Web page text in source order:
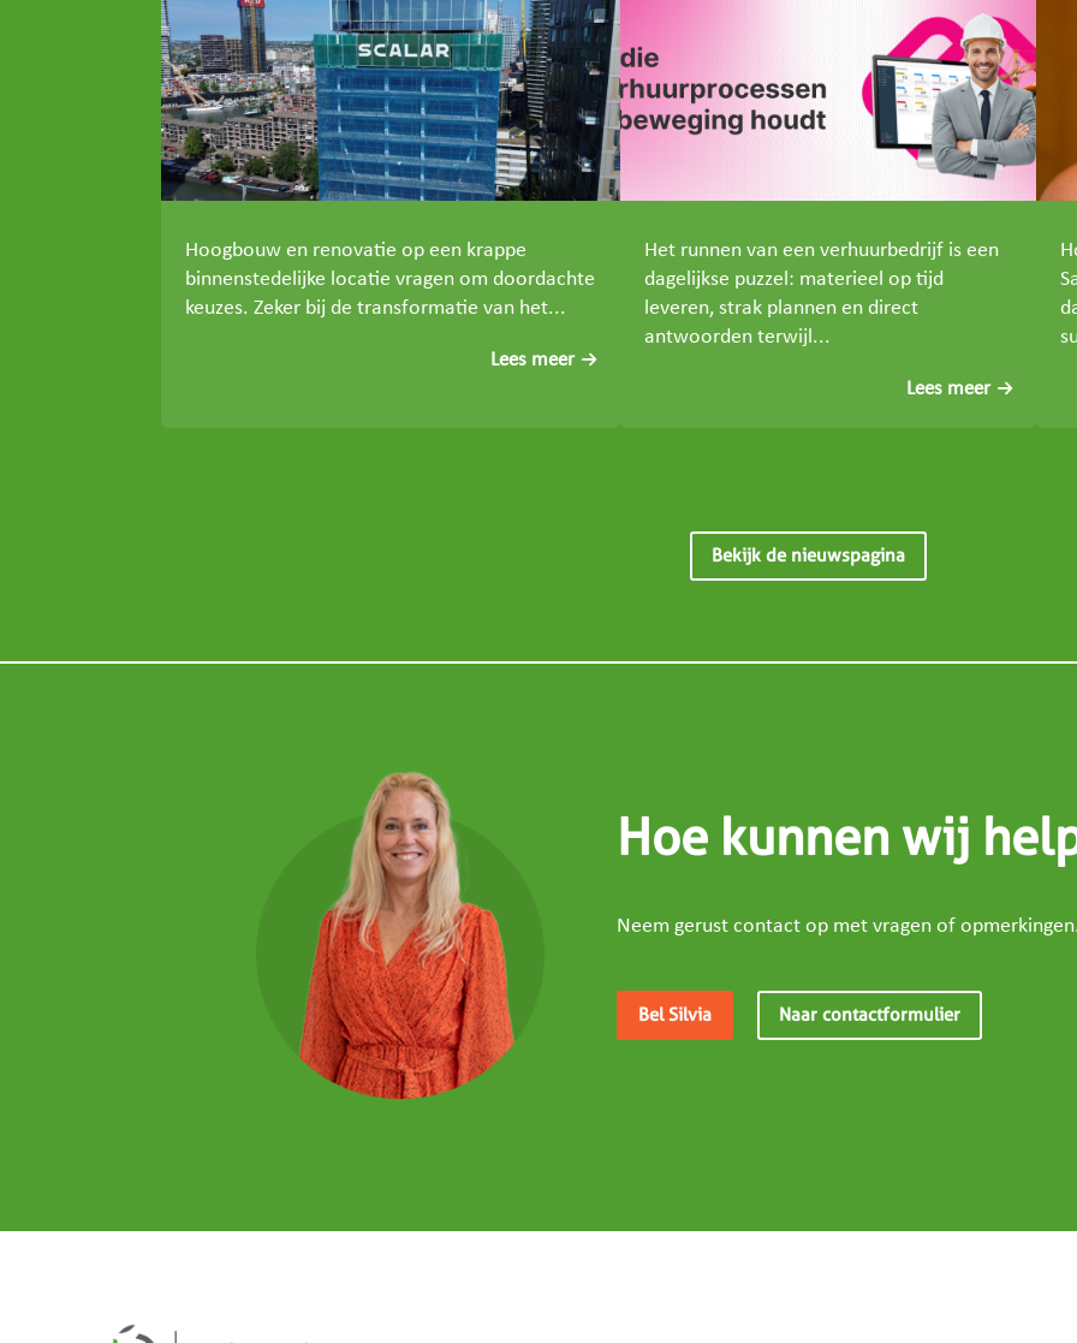
Hoogbouw en renovatie op een krappe
binnenstedelijke locatie vragen om doordachte
keuzes. Zeker bij de transformatie van het...
Lees meer
Het runnen van een verhuurbedrijf is een
dagelijkse puzzel: materieel op tijd
leveren, strak plannen en direct
antwoorden terwijl...
Lees meer
Bekijk de nieuwspagina
Hoe kunnen wij
Neem gerust contact op met vragen of
Bel Silvia Naar contactformulier